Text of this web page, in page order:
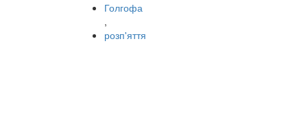
Голгофа
,
розп'яття